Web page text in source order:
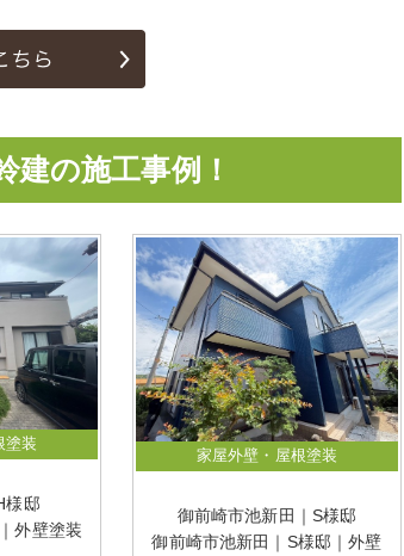
建の施工事例！
塗装
様邸
外壁塗装
家屋外壁・屋根塗装
御前崎市池新田｜S様邸
御前崎市池新田｜S様邸｜外壁